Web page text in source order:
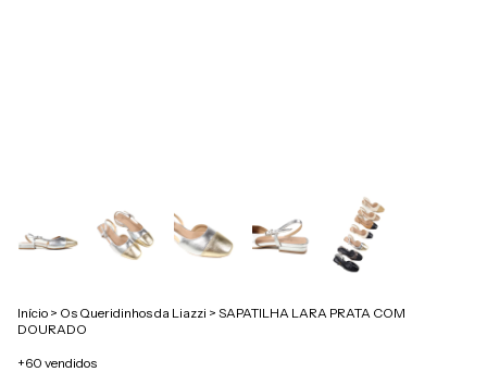
Início > Os Queridinhos da Liazzi > SAPATILHA LARA PRATA COM
DOURADO
+60 vendidos